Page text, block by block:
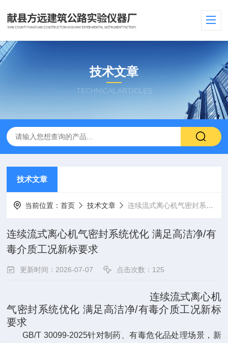
技术文章
TECHNICAL ARTICLES
技术文章
当前位置：首页 技术文章 连续流式离心机气密封系统优化 满足高洁净/有毒介质工况新标要求
连续流式离心机气密封系统优化 满足高洁净/有
毒介质工况新标要求
更新时间：2026-07-07 点击次数：125
连续流式离心机
气密封系统优化 满足高洁净/有毒介质工况新标
要求
GB/T 30099-2025针对制药、有毒危化品处理场景，新